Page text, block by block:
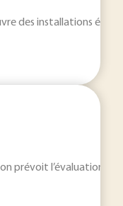
des installations
prévoit l’évaluation de